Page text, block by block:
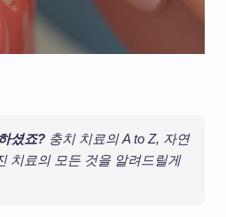
셨죠? 충치 치료의 A to Z, 자연
치료의 모든 것을 알려드릴게